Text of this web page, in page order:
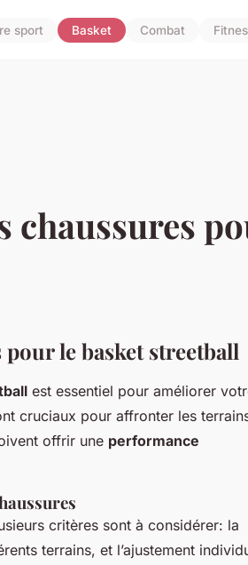
sport Basket Combat
chaussures
le basket streetball
est essentiel pour améliorer
cruciaux pour affronter les
offrir une performance
critères sont à considérer: la
terrains, et l’ajustement